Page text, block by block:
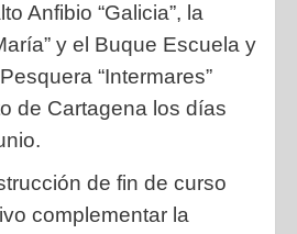
Anfibio “Galicia”, la
y el Buque Escuela y
“Intermares”
de Cartagena los días
de fin de curso
complementar la